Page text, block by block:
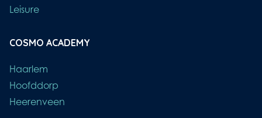
Leisure
COSMO ACADEMY
Haarlem
Hoofddorp
Heerenveen